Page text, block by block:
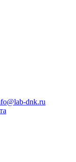
dnk.ru